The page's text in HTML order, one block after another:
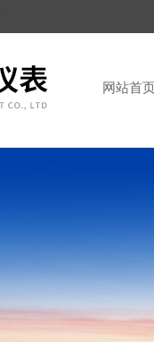
网站首